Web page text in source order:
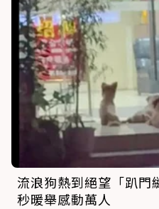
流浪狗熱到絕望「趴
秒暖舉感動萬人